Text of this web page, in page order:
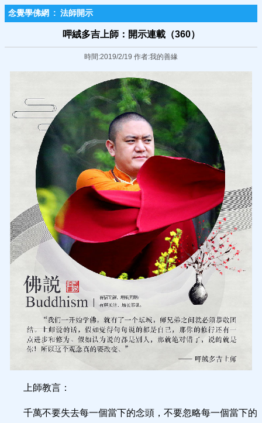
念覺學佛網 : 法師開示
呷絨多吉上師：開示連載（360）
時間:2019/2/19 作者:我的善緣
上師教言：
千萬不要失去每一個當下的念頭，不要忽略每一個當下的